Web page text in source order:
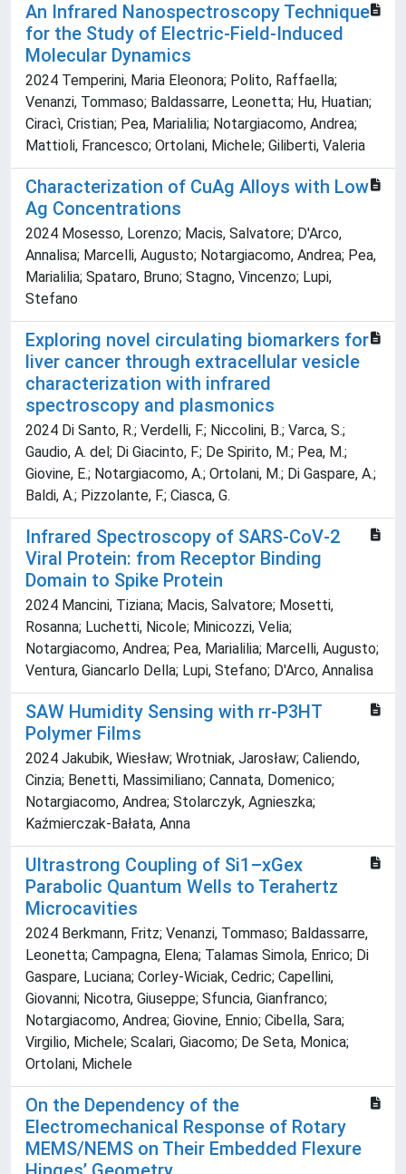
An Infrared Nanospectroscopy Technique
for the Study of Electric-Field-Induced
Molecular Dynamics
2024 Temperini, Maria Eleonora; Polito, Raffaella;
Venanzi, Tommaso; Baldassarre, Leonetta; Hu, Huatian;
Ciracì, Cristian; Pea, Marialilia; Notargiacomo, Andrea;
Mattioli, Francesco; Ortolani, Michele; Giliberti, Valeria
Characterization of CuAg Alloys with Low
Ag Concentrations
2024 Mosesso, Lorenzo; Macis, Salvatore; D'Arco,
Annalisa; Marcelli, Augusto; Notargiacomo, Andrea; Pea,
Marialilia; Spataro, Bruno; Stagno, Vincenzo; Lupi,
Stefano
Exploring novel circulating biomarkers for
liver cancer through extracellular vesicle
characterization with infrared
spectroscopy and plasmonics
2024 Di Santo, R.; Verdelli, F.; Niccolini, B.; Varca, S.;
Gaudio, A. del; Di Giacinto, F.; De Spirito, M.; Pea, M.;
Giovine, E.; Notargiacomo, A.; Ortolani, M.; Di Gaspare, A.;
Baldi, A.; Pizzolante, F.; Ciasca, G.
Infrared Spectroscopy of SARS‐CoV‐2
Viral Protein: from Receptor Binding
Domain to Spike Protein
2024 Mancini, Tiziana; Macis, Salvatore; Mosetti,
Rosanna; Luchetti, Nicole; Minicozzi, Velia;
Notargiacomo, Andrea; Pea, Marialilia; Marcelli, Augusto;
Ventura, Giancarlo Della; Lupi, Stefano; D'Arco, Annalisa
SAW Humidity Sensing with rr-P3HT
Polymer Films
2024 Jakubik, Wiesław; Wrotniak, Jarosław; Caliendo,
Cinzia; Benetti, Massimiliano; Cannata, Domenico;
Notargiacomo, Andrea; Stolarczyk, Agnieszka;
Kaźmierczak-Bałata, Anna
Ultrastrong Coupling of Si1–xGex
Parabolic Quantum Wells to Terahertz
Microcavities
2024 Berkmann, Fritz; Venanzi, Tommaso; Baldassarre,
Leonetta; Campagna, Elena; Talamas Simola, Enrico; Di
Gaspare, Luciana; Corley-Wiciak, Cedric; Capellini,
Giovanni; Nicotra, Giuseppe; Sfuncia, Gianfranco;
Notargiacomo, Andrea; Giovine, Ennio; Cibella, Sara;
Virgilio, Michele; Scalari, Giacomo; De Seta, Monica;
Ortolani, Michele
On the Dependency of the
Electromechanical Response of Rotary
MEMS/NEMS on Their Embedded Flexure